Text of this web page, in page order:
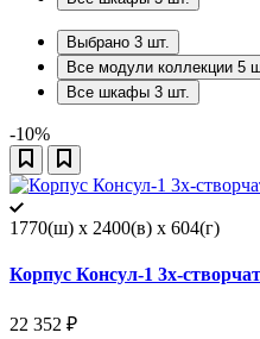
Выбрано 3 шт.
Все модули коллекции 5
Все шкафы 3 шт.
-10%
1770(ш) x 2400(в) x 604(г)
Корпус Консул-1 3х-
22 352 ₽